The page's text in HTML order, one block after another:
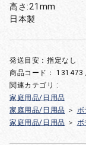
高さ:21mm
日本製
発送目安：指定なし
商品コード：131473
関連カテゴリ :
家庭用品/日用品
家庭用品/日用品 ＞ ボ
家庭用品/日用品 ＞ ボ